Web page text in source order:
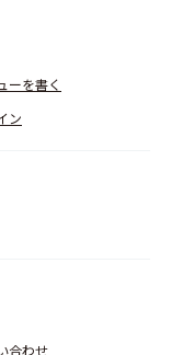
ーを書く
ン
合わせ